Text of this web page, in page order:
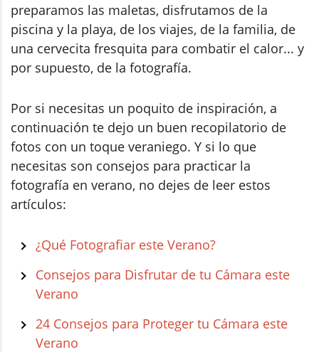
preparamos las maletas, disfrutamos de la
piscina y la playa, de los viajes, de la familia, de
una cervecita fresquita para combatir el calor... y
por supuesto, de la fotografía.
Por si necesitas un poquito de inspiración, a
continuación te dejo un buen recopilatorio de
fotos con un toque veraniego. Y si lo que
necesitas son consejos para practicar la
fotografía en verano, no dejes de leer estos
artículos:
¿Qué Fotografiar este Verano?
Consejos para Disfrutar de tu Cámara este
Verano
24 Consejos para Proteger tu Cámara este
Verano